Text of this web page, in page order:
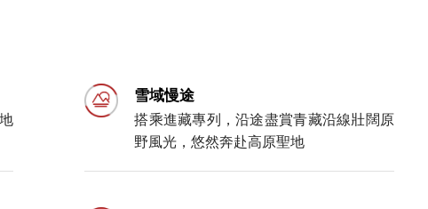
雪域慢途
搭乘進藏專列，沿途盡賞青藏沿線壯闊原
野風光，悠然奔赴高原聖地